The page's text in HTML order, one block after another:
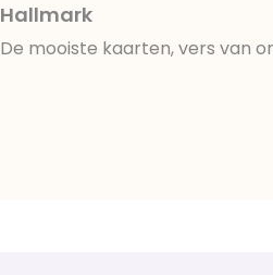
Hallmark
De mooiste kaarten, vers van